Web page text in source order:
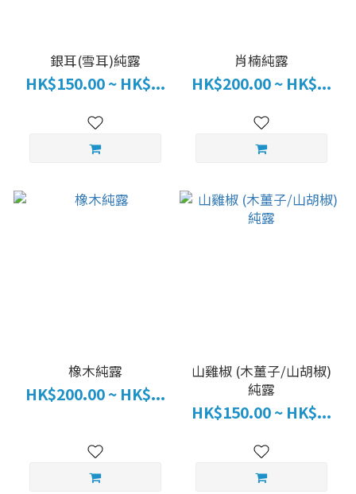
銀耳(雪耳)純露
HK$150.00 ~ HK$...
肖楠純露
HK$200.00 ~ HK$...
橡木純露
HK$200.00 ~ HK$...
山雞椒 (木薑子/山胡椒)
純露
HK$150.00 ~ HK$...